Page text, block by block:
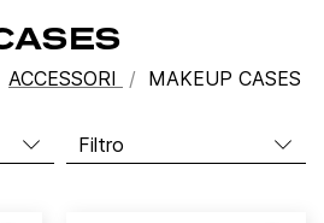
ACCESSORI MAKEUP CASES
Filtro